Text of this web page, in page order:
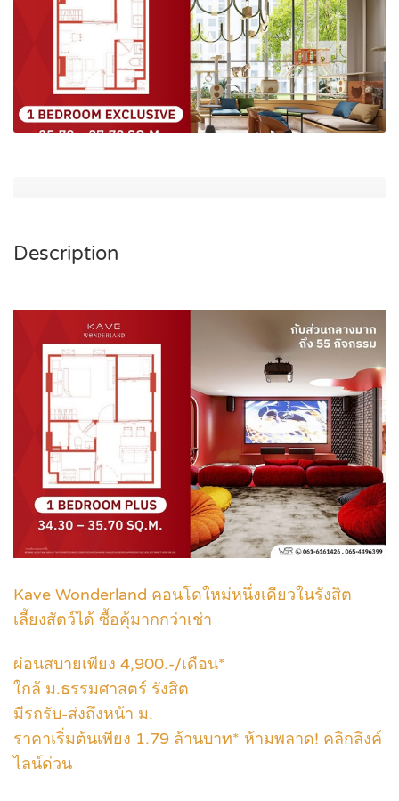
Description
Kave Wonderland คอนโดใหม่หนึ่งเดียวในรังสิต
เลี้ยงสัตว์ได้ ซื้อคุ้มากกว่าเช่า
ผ่อนสบายเพียง 4,900.-/เดือน*
ใกล้ ม.ธรรมศาสตร์ รังสิต
มีรถรับ-ส่งถึงหน้า ม.
ราคาเริ่มต้นเพียง 1.79 ล้านบาท* ห้ามพลาด! คลิกลิงค์
ไลน์ด่วน